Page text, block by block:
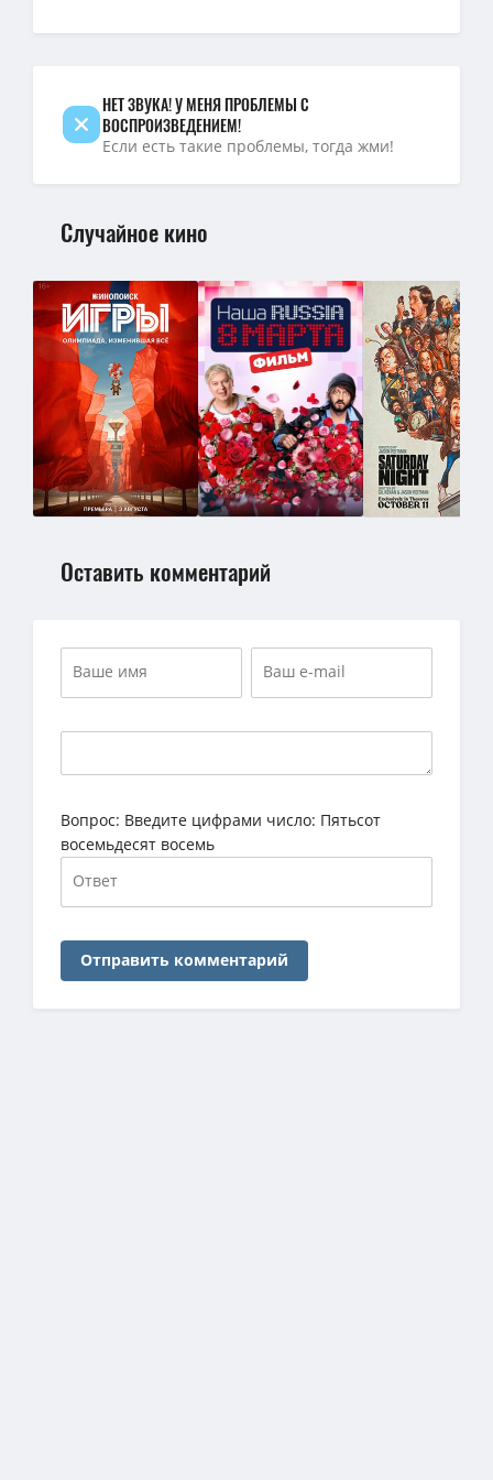
4K — Охотник за головами (1 сезон: 1-8 серии из 8) / The
НЕТ ЗВУКА! У МЕНЯ ПРОБЛЕМЫ С
ВОСПРОИЗВЕДЕНИЕМ!
Если есть такие проблемы, тогда жми!
Случайное кино
Оставить комментарий
Вопрос: Введите цифрами число: Пятьсот
восемьдесят восемь
Отправить комментарий